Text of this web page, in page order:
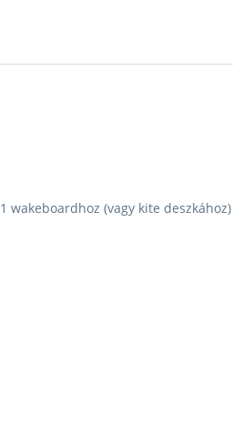
1 wakeboardhoz (vagy kite